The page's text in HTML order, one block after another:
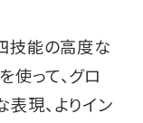
技能の高度な
使って、グロ
表現、よりイン